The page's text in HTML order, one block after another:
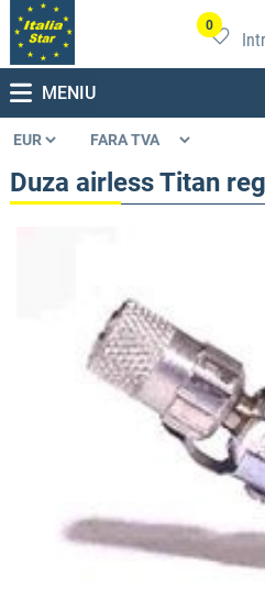
0
MENIU
Duza airless Titan